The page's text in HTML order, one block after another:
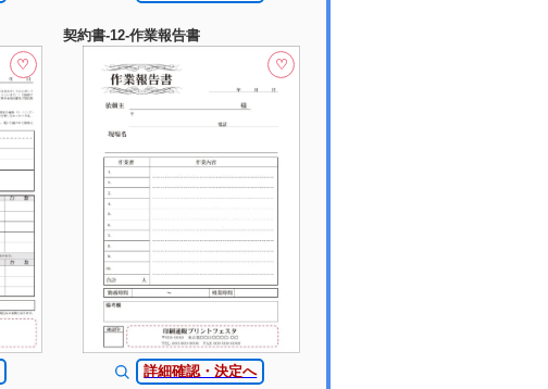
♡
契約書-12-作業報告書
♡
詳細確認・決定へ